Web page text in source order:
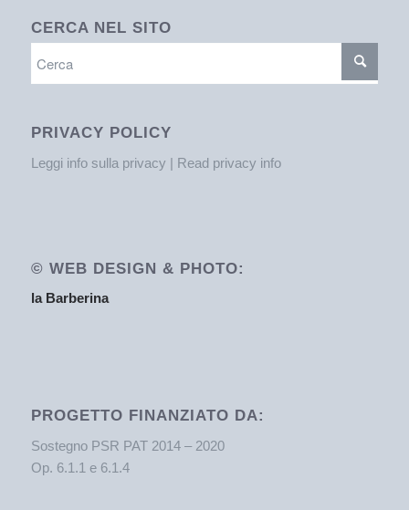
CERCA NEL SITO
PRIVACY POLICY
Leggi info sulla privacy | Read privacy info
© WEB DESIGN & PHOTO:
la Barberina
PROGETTO FINANZIATO DA:
Sostegno PSR PAT 2014 – 2020
Op. 6.1.1 e 6.1.4